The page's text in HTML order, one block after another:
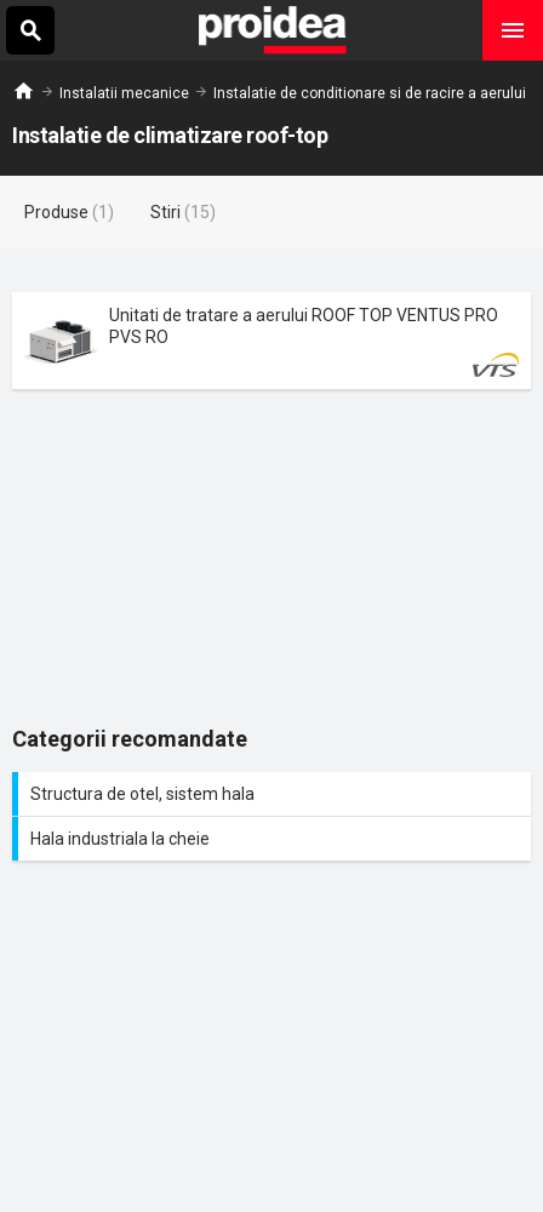
Instalatii mecanice Instalatie de conditionare si de racire a aerului
Instalatie de climatizare roof-top
Produse (1) Stiri (15)
Unitati de tratare a aerului ROOF TOP VENTUS PRO
PVS RO
Categorii recomandate
Structura de otel, sistem hala
Hala industriala la cheie